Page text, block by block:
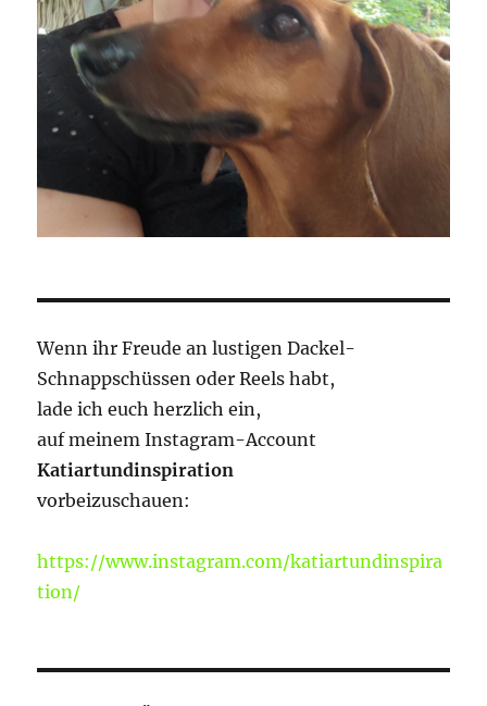
Wenn ihr Freude an lustigen Dackel-
Schnappschüssen oder Reels habt,
lade ich euch herzlich ein,
auf meinem Instagram-Account
Katiartundinspiration
vorbeizuschauen:
https://www.instagram.com/katiartundinspira
tion/